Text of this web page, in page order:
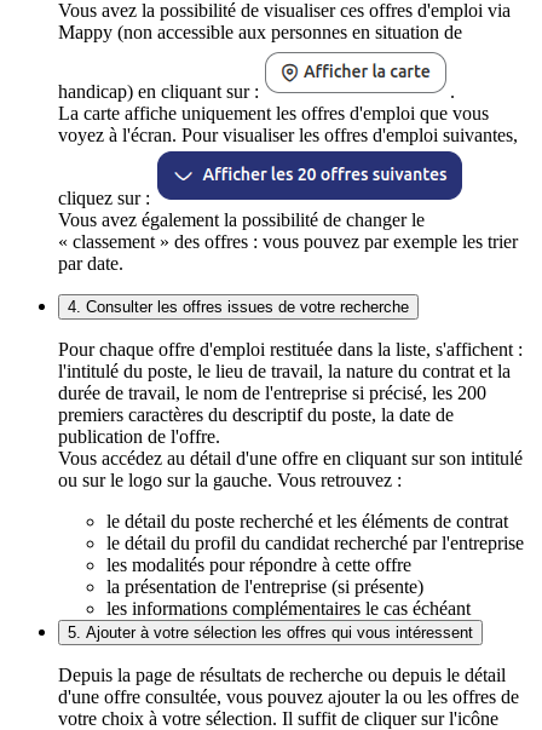
Vous avez la possibilité de visualiser ces offres d'emploi via
Mappy (non accessible aux personnes en situation de
handicap) en cliquant sur :
.
La carte affiche uniquement les offres d'emploi que vous
voyez à l'écran. Pour visualiser les offres d'emploi suivantes,
cliquez sur :
Vous avez également la possibilité de changer le
« classement » des offres : vous pouvez par exemple les trier
par date.
4. Consulter les offres issues de votre recherche
Pour chaque offre d'emploi restituée dans la liste, s'affichent :
l'intitulé du poste, le lieu de travail, la nature du contrat et la
durée de travail, le nom de l'entreprise si précisé, les 200
premiers caractères du descriptif du poste, la date de
publication de l'offre.
Vous accédez au détail d'une offre en cliquant sur son intitulé
ou sur le logo sur la gauche. Vous retrouvez :
le détail du poste recherché et les éléments de contrat
le détail du profil du candidat recherché par l'entreprise
les modalités pour répondre à cette offre
la présentation de l'entreprise (si présente)
les informations complémentaires le cas échéant
5. Ajouter à votre sélection les offres qui vous intéressent
Depuis la page de résultats de recherche ou depuis le détail
d'une offre consultée, vous pouvez ajouter la ou les offres de
votre choix à votre sélection. Il suffit de cliquer sur l'icône